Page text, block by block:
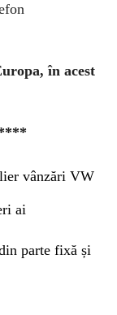
în acest
vânzări VW
ai
parte fixă și